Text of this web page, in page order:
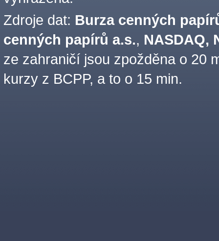
Zdroje dat: Burza cenných
cenných papírů a.s., NASDAQ,
ze zahraničí jsou zpožděna o 20
kurzy z BCPP, a to o 15 min.